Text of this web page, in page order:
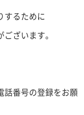
するために
ざいます。
話番号の登録をお願